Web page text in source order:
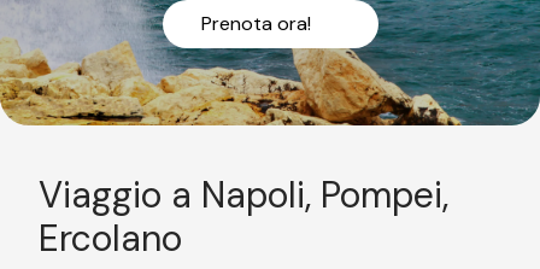
Prenota ora!
Viaggio a Napoli, Pompei,
Ercolano